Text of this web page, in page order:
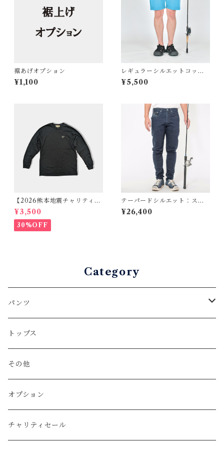
裾あげオプション
¥1,100
レギュラーシルエットコット
ンナイロンイージーショート
パンツ ターコイズ BW-307
¥5,500
【2026熊本地震チャリティセ
ール】ロゴ刺繍ロングTシャ
ツ ブラック
¥3,500
30%OFF
テーパードシルエット：スト
レッチ立体裁断ジーンズ B
W-103VM
¥26,400
Category
パンツ
ロングパンツ
スリム（全体的に細い形）
テーパード（膝から裾にかけて細くなる形）
ショートパンツ
Denim
Color
トップス
その他
オプション
チャリティセール